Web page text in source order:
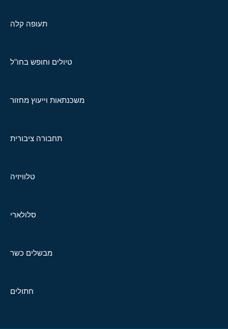
תעופה קלה
טיולים וחופש בחו"ל
משכנתאות וייעוץ מחזור
תחבורה ציבורית
טלוויזיה
סלולארי
מבשלים כשר
חתולים